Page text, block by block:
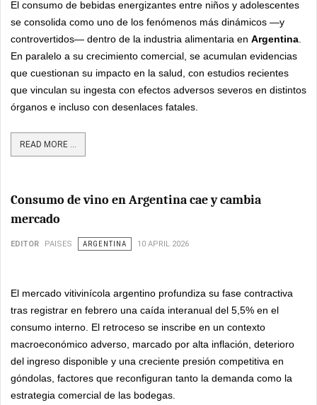
El consumo de bebidas energizantes entre niños y adolescentes
se consolida como uno de los fenómenos más dinámicos —y
controvertidos— dentro de la industria alimentaria en Argentina
En paralelo a su crecimiento comercial, se acumulan evidencias
que cuestionan su impacto en la salud, con estudios recientes
que vinculan su ingesta con efectos adversos severos en distintos
órganos e incluso con desenlaces fatales.
READ MORE ...
Consumo de vino en Argentina cae y cambia
mercado
EDITOR PAISES ARGENTINA 10 APRIL 2026
El mercado vitivinícola argentino profundiza su fase contractiva
tras registrar en febrero una caída interanual del 5,5% en el
consumo interno. El retroceso se inscribe en un contexto
macroeconómico adverso, marcado por alta inflación, deterioro
del ingreso disponible y una creciente presión competitiva en
góndolas, factores que reconfiguran tanto la demanda como la
estrategia comercial de las bodegas.